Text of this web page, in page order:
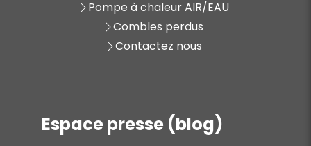
Pompe à chaleur AIR/EAU
Combles perdus
Contactez nous
Espace presse (blog)